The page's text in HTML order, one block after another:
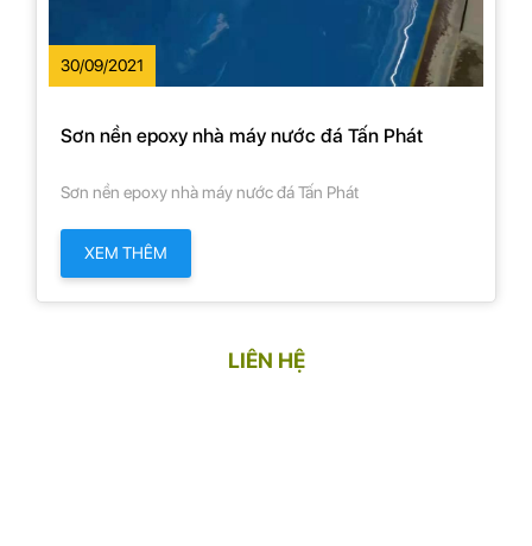
30/09/2021
Sơn nền epoxy nhà máy nước đá Tấn Phát
Sơn nền epoxy nhà máy nước đá Tấn Phát
XEM THÊM
LIÊN HỆ